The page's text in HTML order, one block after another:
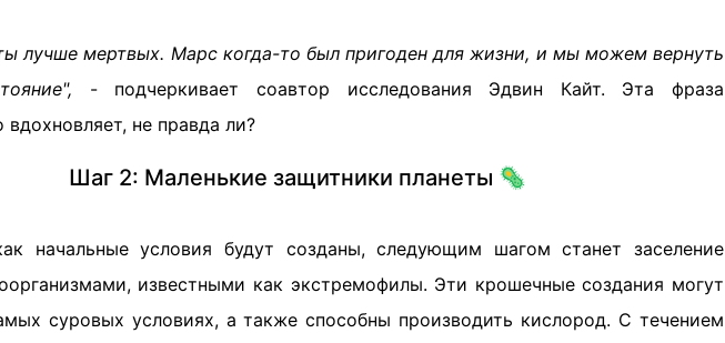
лучше мертвых. Марс когда-то был пригоден для жизни, и мы можем вернуть
- подчеркивает соавтор исследования Эдвин Кайт. Эта фраза
вдохновляет, не правда ли?
Шаг 2: Маленькие защитники планеты 🦠
начальные условия будут созданы, следующим шагом станет заселение
известными как экстремофилы. Эти крошечные создания могут
суровых условиях, а также способны производить кислород. С течением